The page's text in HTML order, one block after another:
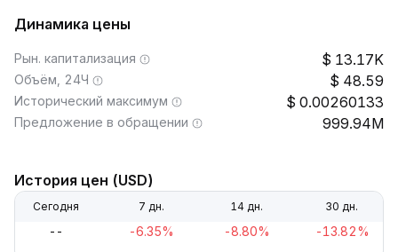
Динамика цены
Рын. капитализация 13.17K
Объём, 24Ч 48.59
Исторический максимум 0.00260133
Предложение в обращении 999.94M
История цен (USD)
Сегодня 7 дн. 14 дн. 30 дн.
-- -6.35% -8.80% -13.82%